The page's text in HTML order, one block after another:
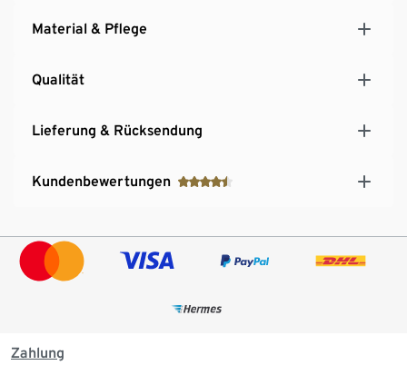
Material & Pflege
Qualität
Lieferung & Rücksendung
Kundenbewertungen
Zahlung